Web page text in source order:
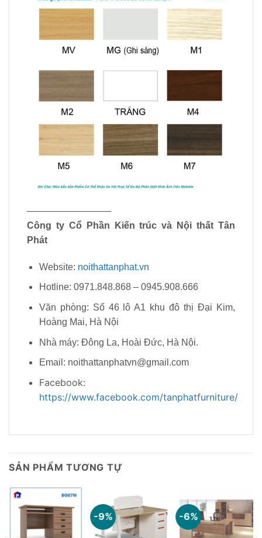
—————————
Công ty Cổ Phần Kiến trúc và Nội thất Tân
Phát
Website: noithattanphat.vn
Hotline: 0971.848.868 – 0945.908.666
Văn phòng: Số 46 lô A1 khu đô thị Đại Kim,
Hoàng Mai, Hà Nội
Nhà máy: Đông La, Hoài Đức, Hà Nội.
Email: noithattanphatvn@gmail.com
Facebook:
https://www.facebook.com/tanphatfurniture/
SẢN PHẨM TƯƠNG TỰ
-9% -6%